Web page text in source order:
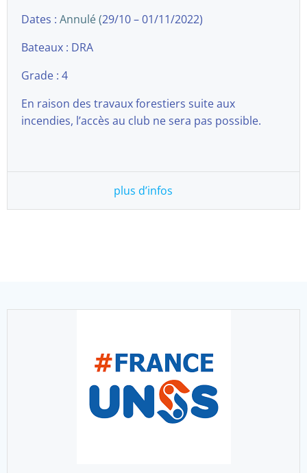
Dates : Annulé (29/10 – 01/11/2022)
Bateaux : DRA
Grade : 4
En raison des travaux forestiers suite aux
incendies, l’accès au club ne sera pas possible.
plus d’infos